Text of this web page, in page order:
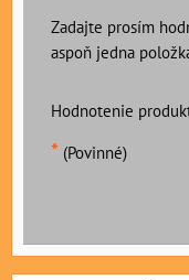
Zadajte prosím
aspoň jedna
Hodnotenie
* (Povinné)